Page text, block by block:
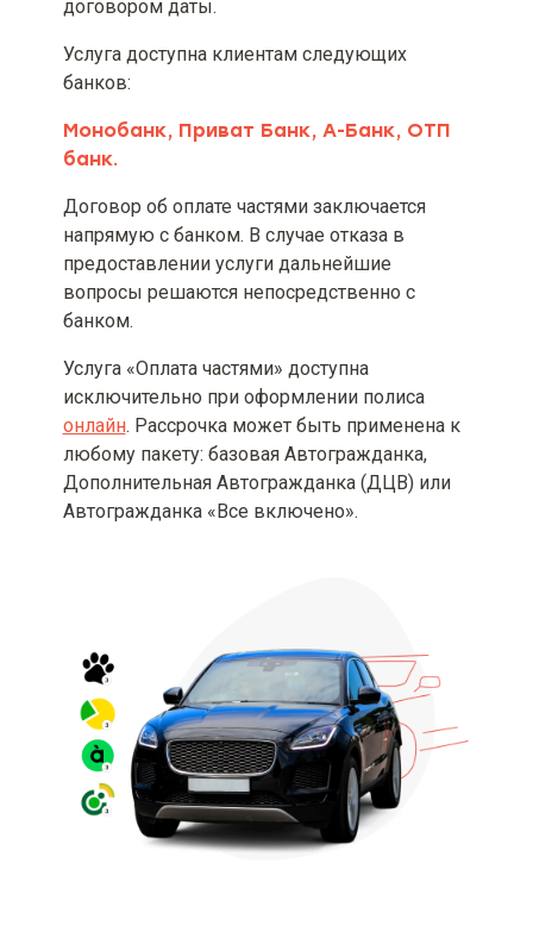
договора страхования
договором даты.
Услуга доступна клиентам следующих
банков:
Монобанк, Приват Банк, А-Банк, ОТП
банк.
Договор об оплате частями заключается
напрямую с банком. В случае отказа в
предоставлении услуги дальнейшие
вопросы решаются непосредственно с
банком.
Услуга «Оплата частями» доступна
исключительно при оформлении полиса
онлайн. Рассрочка может быть применена к
любому пакету: базовая Автогражданка,
Дополнительная Автогражданка (ДЦВ) или
Автогражданка «Все включено».